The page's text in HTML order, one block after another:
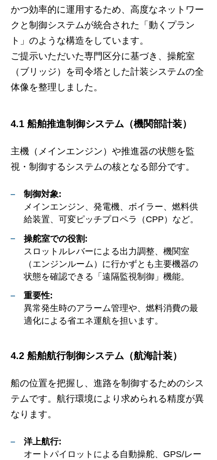
かつ効率的に運用するため、高度なネットワー
クと制御システムが統合された「動くプラン
ト」のような構造をしています。
ご提示いただいた専門区分に基づき、操舵室
（ブリッジ）を司令塔とした計装システムの全
体像を整理しました。
4.1 船舶推進制御システム（機関部計装）
主機（メインエンジン）や推進器の状態を監
視・制御するシステムの核となる部分です。
制御対象:
メインエンジン、発電機、ボイラー、燃料供
給装置、可変ピッチプロペラ（CPP）など。
操舵室での役割:
スロットルレバーによる出力調整、機関室
（エンジンルーム）に行かずとも主要機器の
状態を確認できる「遠隔監視制御」機能。
重要性:
異常発生時のアラーム管理や、燃料消費の最
適化による省エネ運航を担います。
4.2 船舶航行制御システム（航海計装）
船の位置を把握し、進路を制御するためのシス
テムです。航行環境により求められる精度が異
なります。
洋上航行:
オートパイロットによる自動操舵、GPS/レー